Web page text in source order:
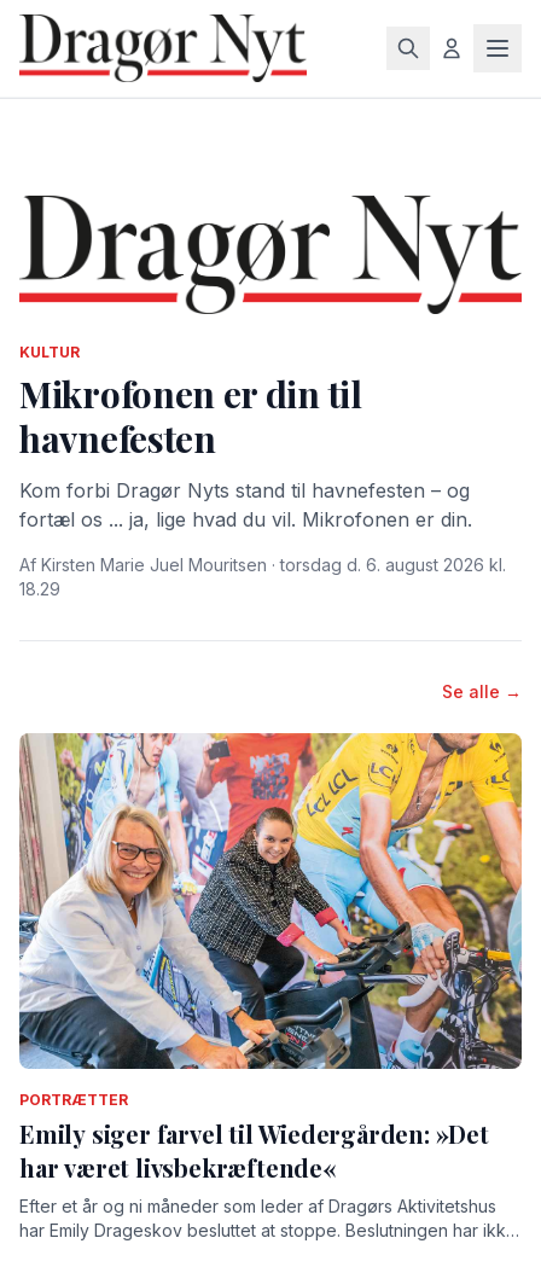
KULTUR
Mikrofonen er din til
havnefesten
Kom forbi Dragør Nyts stand til havnefesten – og
fortæl os ... ja, lige hvad du vil. Mikrofonen er din.
Af Kirsten Marie Juel Mouritsen · torsdag d. 6. august 2026 kl.
18.29
Se alle →
PORTRÆTTER
Emily siger farvel til Wiedergården: »Det
har været livsbekræftende«
Efter et år og ni måneder som leder af Dragørs Aktivitetshus
har Emily Drageskov besluttet at stoppe. Beslutningen har ikke